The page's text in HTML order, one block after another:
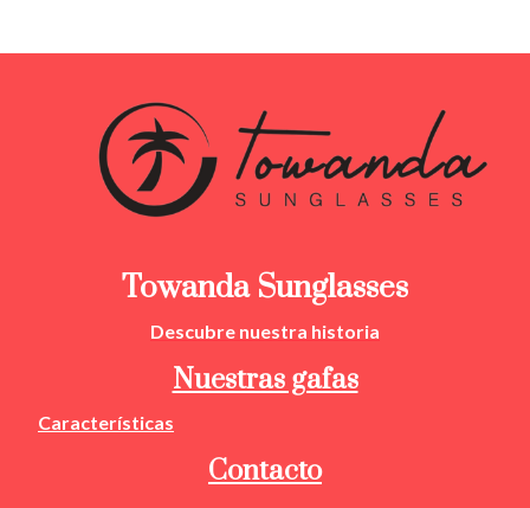
Towanda Sunglasses
Descubre nuestra historia
Nuestras gafas
Características
Contacto